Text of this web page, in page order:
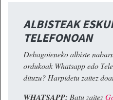
ALBISTEAK
TELEFONOAN
Debagoieneko albiste
ordukoak Whatsapp edo
dituzu? Harpidetu zaitez
WHATSAPP: Batu zaitez